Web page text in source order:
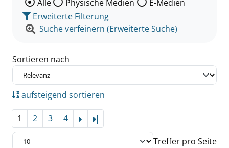
Alle Physische Medien
E-Medien
Erweiterte Filterung
Suche verfeinern (Erweiterte Suche)
Sortieren nach
aufsteigend sortieren
1 2 3 4
Treffer pro Seite